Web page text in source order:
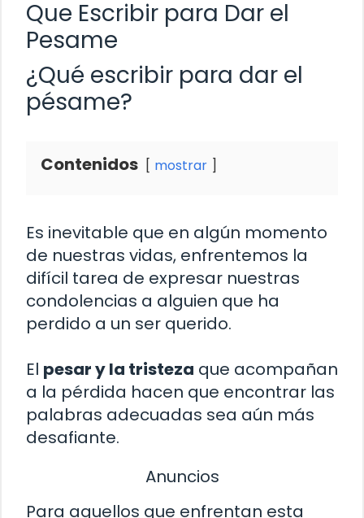
Que Escribir para Dar el
Pesame
¿Qué escribir para dar el
pésame?
Contenidos mostrar
Es inevitable que en algún momento
de nuestras vidas, enfrentemos la
difícil tarea de expresar nuestras
condolencias a alguien que ha
perdido a un ser querido.
El pesar y la tristeza que acompañan
a la pérdida hacen que encontrar las
palabras adecuadas sea aún más
desafiante.
Anuncios
Para aquellos que enfrentan esta